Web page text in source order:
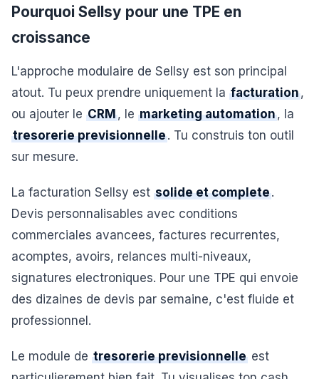
Pourquoi Sellsy pour une TPE en
croissance
L'approche modulaire de Sellsy est son principal
atout. Tu peux prendre uniquement la facturation,
ou ajouter le CRM, le marketing automation, la
tresorerie previsionnelle. Tu construis ton outil
sur mesure.
La facturation Sellsy est solide et complete.
Devis personnalisables avec conditions
commerciales avancees, factures recurrentes,
acomptes, avoirs, relances multi-niveaux,
signatures electroniques. Pour une TPE qui envoie
des dizaines de devis par semaine, c'est fluide et
professionnel.
Le module de tresorerie previsionnelle est